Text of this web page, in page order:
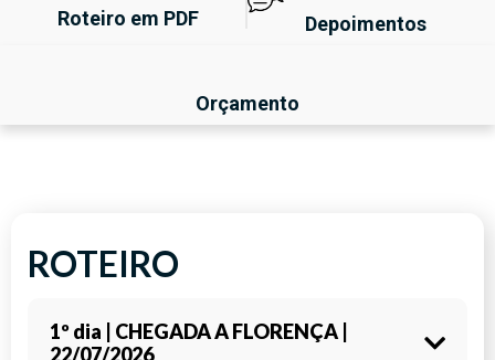
Roteiro em PDF Depoimentos
Orçamento
ROTEIRO
1º dia | CHEGADA A FLORENÇA |
22/07/2026